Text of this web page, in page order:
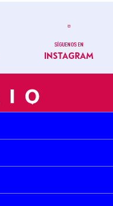
SÍGUENOS EN
INSTAGRAM